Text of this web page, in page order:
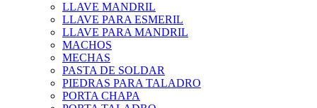
LLAVE MANDRIL
LLAVE PARA ESMERIL
LLAVE PARA MANDRIL
MACHOS
MECHAS
PASTA DE SOLDAR
PIEDRAS PARA TALADRO
PORTA CHAPA